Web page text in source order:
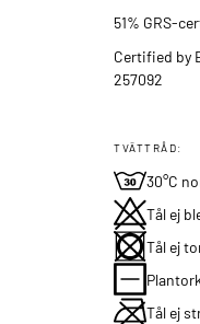
51% GRS-
Certified by
257092
TVÄTTRÅD:
30°C
Tål ej
Tål ej
Tål ej